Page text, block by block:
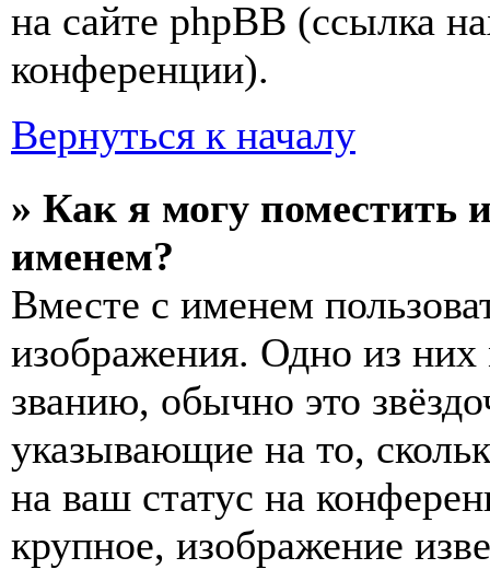
на сайте phpBB (ссылка
конференции).
Вернуться к началу
» Как я могу поместить
именем?
Вместе с именем
изображения. Одно из
званию, обычно это
указывающие на то,
на ваш статус на
крупное, изображение